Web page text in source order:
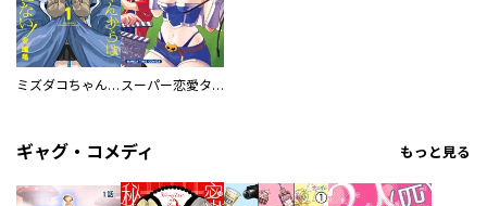
ミズダコちゃんからは逃げられない！ スーパー恋愛タイム！～現場でドＳな彼女は自宅でデレる～
ギャグ・コメディ もっと見る